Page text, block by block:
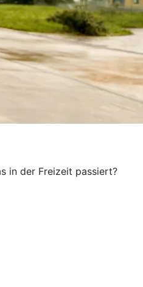
in der Freizeit passiert?